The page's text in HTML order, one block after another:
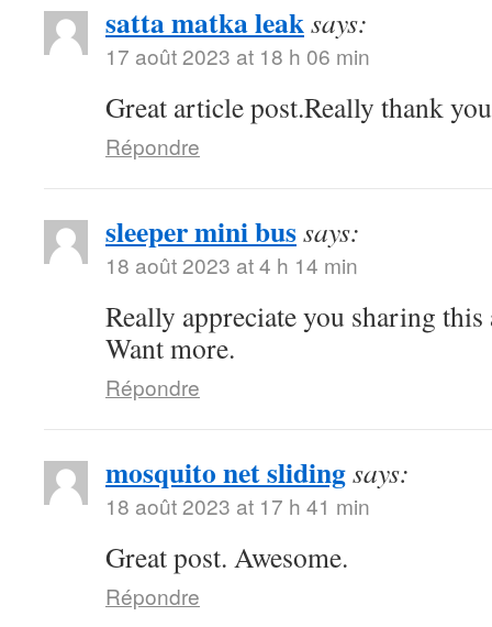
satta matka leaksays:
17 août 2023 at 18 h 06 min
Great article post.Really thank
Répondre
sleeper mini bussays:
18 août 2023 at 4 h 14 min
Really appreciate you sharing
Want more.
Répondre
mosquito net slidingsays:
18 août 2023 at 17 h 41 min
Great post. Awesome.
Répondre